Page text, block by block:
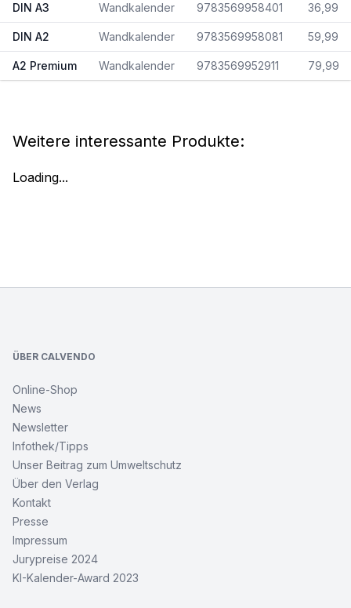
DIN A3 Wandkalender 9783569958401 36,99
DIN A2 Wandkalender 9783569958081 59,99
A2 Premium Wandkalender 9783569952911 79,99
Weitere interessante Produkte:
Loading...
ÜBER CALVENDO
Online-Shop
News
Newsletter
Infothek/Tipps
Unser Beitrag zum Umweltschutz
Über den Verlag
Kontakt
Presse
Impressum
Jurypreise 2024
KI-Kalender-Award 2023